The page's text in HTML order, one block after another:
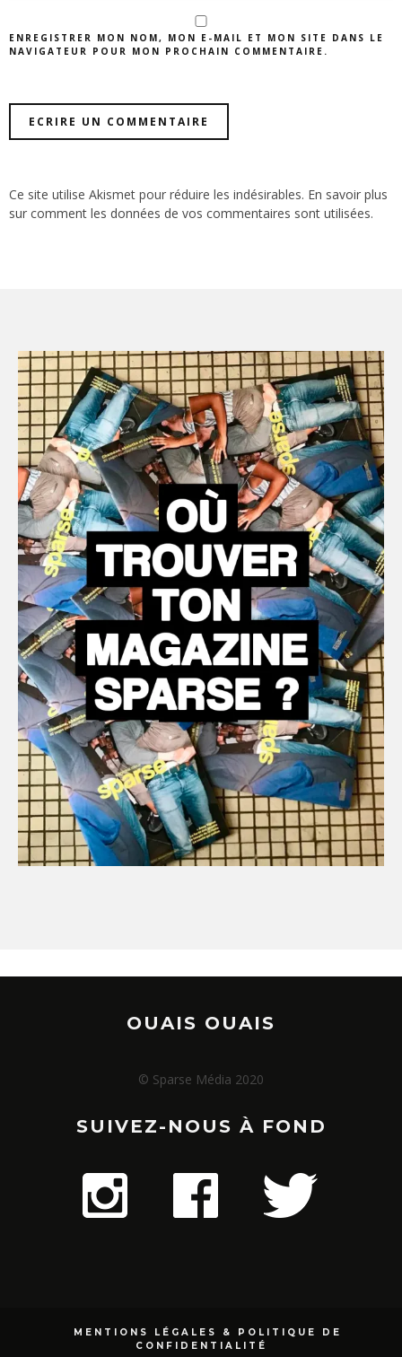
ENREGISTRER MON NOM, MON E-MAIL ET MON SITE DANS LE
NAVIGATEUR POUR MON PROCHAIN COMMENTAIRE.
Ce site utilise Akismet pour réduire les indésirables. En savoir plus
sur comment les données de vos commentaires sont utilisées.
OUAIS OUAIS
© Sparse Média 2020
SUIVEZ-NOUS À FOND
MENTIONS LÉGALES & POLITIQUE DE
CONFIDENTIALITÉ